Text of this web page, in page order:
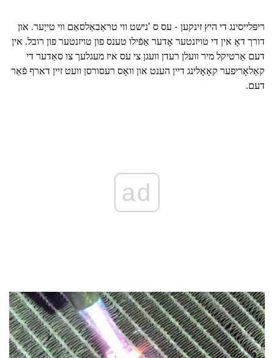
ריפּלייסינג די היץ זינקען - עס ס 'נישט ווי טראַבאַלסאַם ווי טייַער. און
דורך דאָ אין די טויזנטער אָדער אַפֿילו טענס פון טויזנטער פון רובל. אין
דעם אַרטיקל מיר וועלן רעדן וועגן צי עס איז מעגלעך צו סאַדער די
קאַלאָריפער קאָאָלינג דיין הענט און וואָס רעסורסן וועט זיין דארף פֿאַר
דעם.
ad